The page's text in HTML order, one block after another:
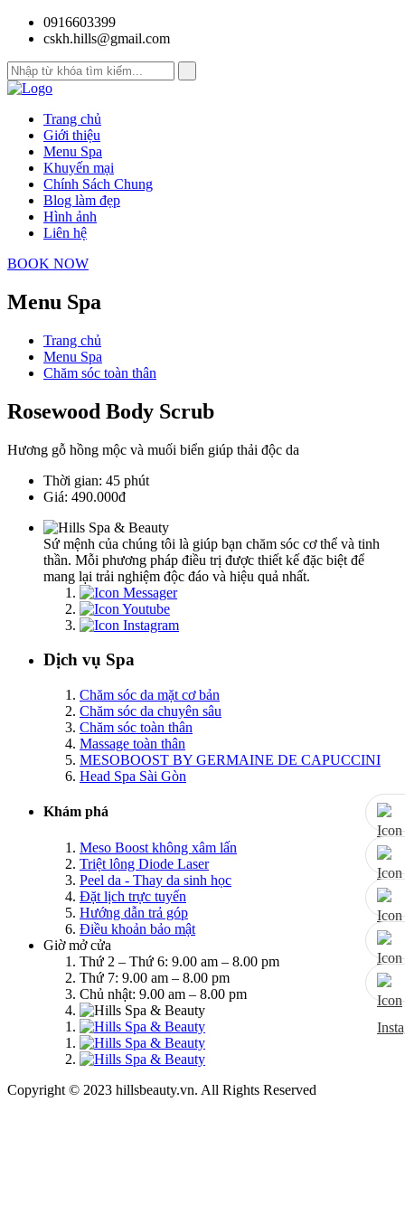
0916603399
cskh.hills@gmail.com
Trang chủ
Giới thiệu
Menu Spa
Khuyến mại
Chính Sách Chung
Blog làm đẹp
Hình ảnh
Liên hệ
BOOK NOW
Menu Spa
Trang chủ
Menu Spa
Chăm sóc toàn thân
Rosewood Body Scrub
Hương gỗ hồng mộc và muối biển giúp thải độc da
Thời gian: 45 phút
Giá: 490.000đ
Sứ mệnh của chúng tôi là giúp bạn chăm sóc cơ thể và tinh
thần. Mỗi phương pháp điều trị được thiết kế đặc biệt để
mang lại trải nghiệm độc đáo và hiệu quả nhất.
Dịch vụ Spa
Chăm sóc da mặt cơ bản
Chăm sóc da chuyên sâu
Chăm sóc toàn thân
Massage toàn thân
MESOBOOST BY GERMAINE DE CAPUCCINI
Head Spa Sài Gòn
Khám phá
Meso Boost không xâm lấn
Triệt lông Diode Laser
Peel da - Thay da sinh học
Đặt lịch trực tuyến
Hướng dẫn trả góp
Điều khoản bảo mật
Giờ mở cửa
Thứ 2 – Thứ 6: 9.00 am – 8.00 pm
Thứ 7: 9.00 am – 8.00 pm
Chủ nhật: 9.00 am – 8.00 pm
Copyright © 2023 hillsbeauty.vn. All Rights Reserved